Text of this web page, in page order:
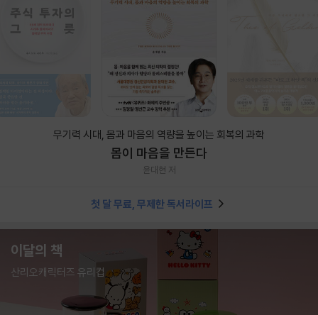
무기력 시대, 몸과 마음의 역량을 높이는 회복의 과학
몸이 마음을 만든다
윤대현 저
첫 달 무료, 무제한 독서라이프
이달의 책
산리오캐릭터즈 유리컵